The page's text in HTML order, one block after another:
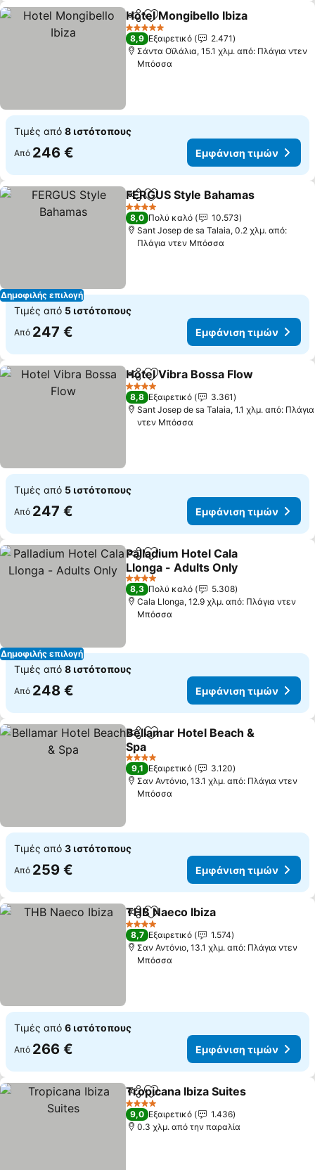
Κοινοποίηση
Προσθήκη στα αγαπημένα
Hotel Mongibello Ibiza
5 Αστέρια
8,9 Εξαιρετικό
2.471
Σάντα Οϊλάλια, 15.1 χλμ. από: Πλάγια ντεν
Μπόσσα
Τιμές από 8 ιστότοπους
Από 246 € Εμφάνιση τιμών
Δημοφιλής επιλογή
Κοινοποίηση
Προσθήκη στα αγαπημένα
FERGUS Style Bahamas
4 Αστέρια
8,0 Πολύ καλό
10.573
Sant Josep de sa Talaia, 0.2 χλμ. από:
Πλάγια ντεν Μπόσσα
Τιμές από 5 ιστότοπους
Από 247 € Εμφάνιση τιμών
Κοινοποίηση
Προσθήκη στα αγαπημένα
Hotel Vibra Bossa Flow
4 Αστέρια
8,8 Εξαιρετικό
3.361
Sant Josep de sa Talaia, 1.1 χλμ. από: Πλάγια
ντεν Μπόσσα
Τιμές από 5 ιστότοπους
Από 247 € Εμφάνιση τιμών
Δημοφιλής επιλογή
Κοινοποίηση
Προσθήκη στα αγαπημένα
Palladium Hotel Cala
Llonga - Adults Only
4 Αστέρια
8,3 Πολύ καλό
5.308
Cala Llonga, 12.9 χλμ. από: Πλάγια ντεν
Μπόσσα
Τιμές από 8 ιστότοπους
Από 248 € Εμφάνιση τιμών
Κοινοποίηση
Προσθήκη στα αγαπημένα
Bellamar Hotel Beach &
Spa
4 Αστέρια
9,1 Εξαιρετικό
3.120
Σαν Αντόνιο, 13.1 χλμ. από: Πλάγια ντεν
Μπόσσα
Τιμές από 3 ιστότοπους
Από 259 € Εμφάνιση τιμών
Κοινοποίηση
Προσθήκη στα αγαπημένα
THB Naeco Ibiza
4 Αστέρια
8,7 Εξαιρετικό
1.574
Σαν Αντόνιο, 13.1 χλμ. από: Πλάγια ντεν
Μπόσσα
Τιμές από 6 ιστότοπους
Από 266 € Εμφάνιση τιμών
Κοινοποίηση
Προσθήκη στα αγαπημένα
Tropicana Ibiza Suites
4 Αστέρια
9,0 Εξαιρετικό
1.436
0.3 χλμ. από την παραλία